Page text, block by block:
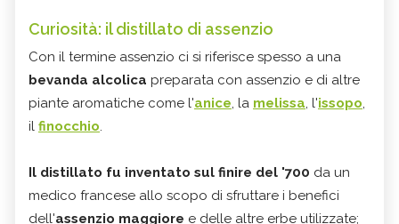
Curiosità: il distillato di assenzio
Con il termine assenzio ci si riferisce spesso a una
bevanda alcolica preparata con assenzio e di altre
piante aromatiche come l'anice, la melissa, l'issopo,
il finocchio.
Il distillato fu inventato sul finire del '700 da un
medico francese allo scopo di sfruttare i benefici
dell'assenzio maggiore e delle altre erbe utilizzate;